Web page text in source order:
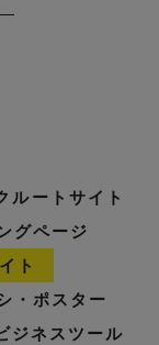
ルートサイト
グページ
ト
・ポスター
ジネスツール